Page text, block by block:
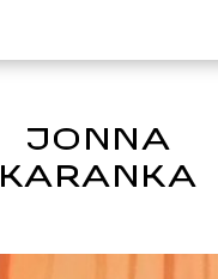
JONNA
KARANKA